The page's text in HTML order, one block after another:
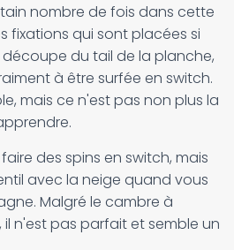
nombre de fois dans cette
fixations qui sont placées si
du tail de la planche,
à être surfée en switch.
mais ce n'est pas non plus la
des spins en switch, mais
avec la neige quand vous
Malgré le cambre à
n'est pas parfait et semble un